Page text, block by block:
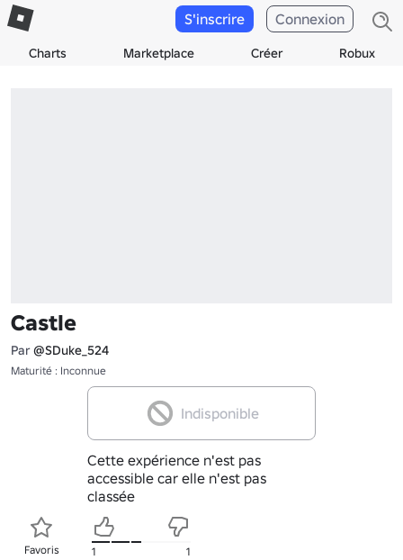
Charts Marketplace Créer Robux
S'inscrire Connexion
Castle
Par @SDuke_524
Maturité : Inconnue
Indisponible
Cette expérience n'est pas
accessible car elle n'est pas
classée
Favoris 1 1